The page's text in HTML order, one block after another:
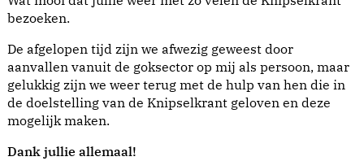
bezoeken.
De afgelopen tijd zijn we afwezig geweest door
aanvallen vanuit de goksector op mij als persoon, maar
gelukkig zijn we weer terug met de hulp van hen die in
de doelstelling van de Knipselkrant geloven en deze
mogelijk maken.
Dank jullie allemaal!